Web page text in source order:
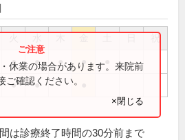
祝
● ● ● ●
● ●
休業の場合があります。来院前
ご確認ください。
×閉じる
は診療終了時間の30分前まで